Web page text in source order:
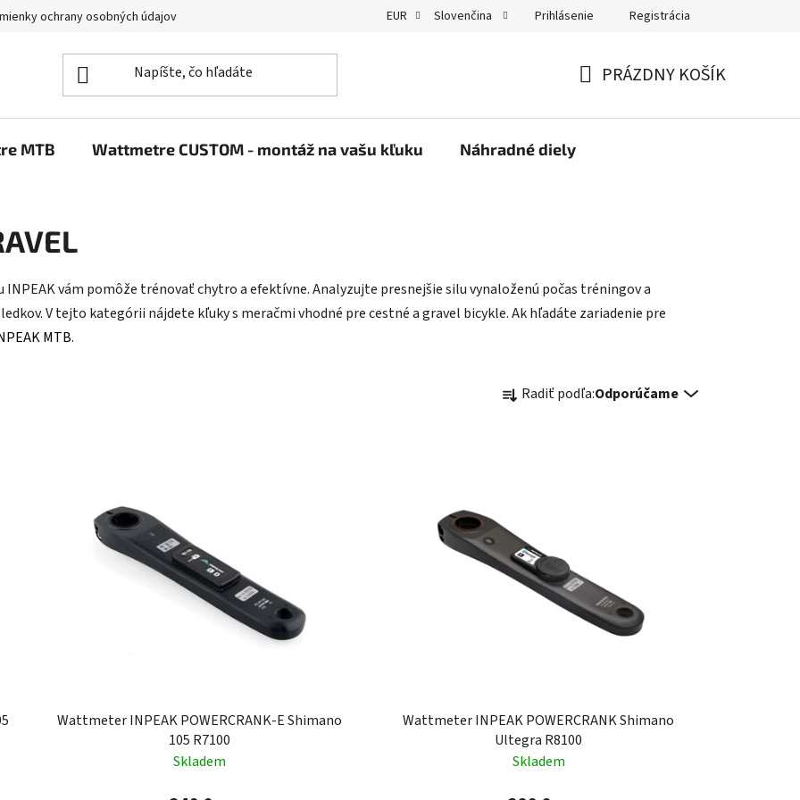
ochrany osobných údajov Kontakty
EUR Slovenčina Prihlásenie Registrácia
PRÁZDNY KOŠÍK
MTB Wattmetre CUSTOM - montáž na vašu kľuku Náhradné diely
vám pomôže trénovať chytro a efektívne. Analyzujte presnejšie silu vynaloženú počas tréningov a
. V tejto kategórii nájdete kľuky s meračmi vhodné pre cestné a gravel bicykle. Ak hľadáte zariadenie pre
MTB.
a
e
p
r
v
Radiť podľa:Odporúčame
Wattmeter INPEAK POWERCRANK-E Shimano
105 R7100
Skladem
Wattmeter INPEAK POWERCRANK Shimano
Ultegra R8100
Skladem